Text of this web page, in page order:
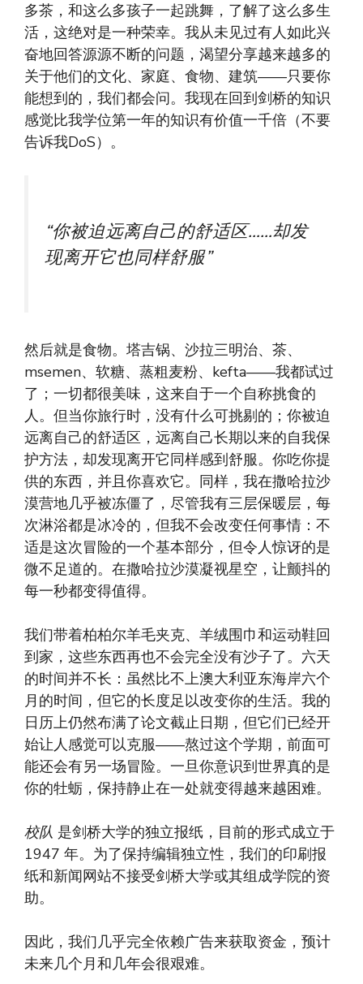
多茶，和这么多孩子一起跳舞，了解了这么多生
活，这绝对是一种荣幸。我从未见过有人如此兴
奋地回答源源不断的问题，渴望分享越来越多的
关于他们的文化、家庭、食物、建筑——只要你
能想到的，我们都会问。我现在回到剑桥的知识
感觉比我学位第一年的知识有价值一千倍（不要
告诉我DoS）。
“你被迫远离自己的舒适区……却发
现离开它也同样舒服”
然后就是食物。塔吉锅、沙拉三明治、茶、
msemen、软糖、蒸粗麦粉、kefta——我都试过
了；一切都很美味，这来自于一个自称挑食的
人。但当你旅行时，没有什么可挑剔的；你被迫
远离自己的舒适区，远离自己长期以来的自我保
护方法，却发现离开它同样感到舒服。你吃你提
供的东西，并且你喜欢它。同样，我在撒哈拉沙
漠营地几乎被冻僵了，尽管我有三层保暖层，每
次淋浴都是冰冷的，但我不会改变任何事情：不
适是这次冒险的一个基本部分，但令人惊讶的是
微不足道的。在撒哈拉沙漠凝视星空，让颤抖的
每一秒都变得值得。
我们带着柏柏尔羊毛夹克、羊绒围巾和运动鞋回
到家，这些东西再也不会完全没有沙子了。六天
的时间并不长：虽然比不上澳大利亚东海岸六个
月的时间，但它的长度足以改变你的生活。我的
日历上仍然布满了论文截止日期，但它们已经开
始让人感觉可以克服——熬过这个学期，前面可
能还会有另一场冒险。一旦你意识到世界真的是
你的牡蛎，保持静止在一处就变得越来越困难。
校队 是剑桥大学的独立报纸，目前的形式成立于
1947 年。为了保持编辑独立性，我们的印刷报
纸和新闻网站不接受剑桥大学或其组成学院的资
助。
因此，我们几乎完全依赖广告来获取资金，预计
未来几个月和几年会很艰难。